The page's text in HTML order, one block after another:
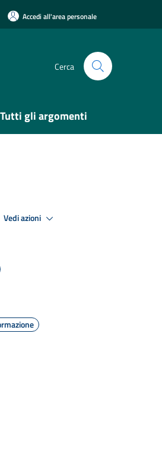
Accedi all'area personale
Cerca
Tutti gli argomenti
Vedi azioni